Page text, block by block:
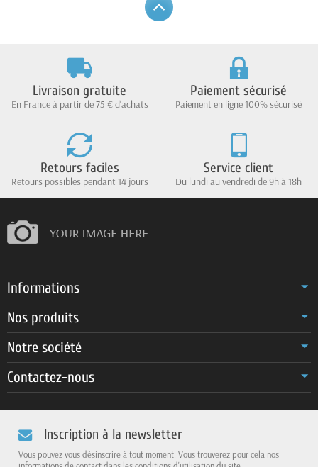
Livraison gratuite
En France à partir de 75 € d'achats
Paiement sécurisé
Paiement en ligne 100% sécurisé
Retours faciles
Retours possibles pendant 14 jours
Service client
Du lundi au vendredi de 9h à 18h
Informations
Nos produits
Notre société
Contactez-nous
Inscription à la newsletter
Vous pouvez vous désinscrire à tout moment. Vous trouverez pour cela nos